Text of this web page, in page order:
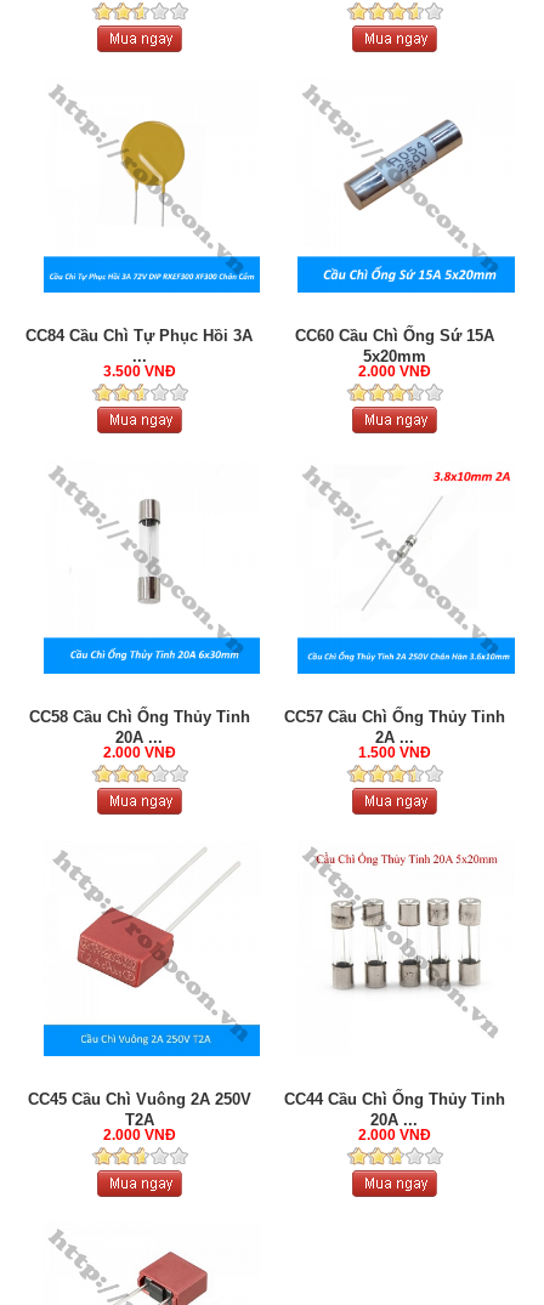
CC84 Cầu Chì Tự Phục Hồi 3A
...
3.500 VNĐ
CC60 Cầu Chì Ống Sứ 15A
5x20mm
2.000 VNĐ
CC58 Cầu Chì Ống Thủy Tinh
20A ...
2.000 VNĐ
CC57 Cầu Chì Ống Thủy Tinh
2A ...
1.500 VNĐ
CC45 Cầu Chì Vuông 2A 250V
T2A
2.000 VNĐ
CC44 Cầu Chì Ống Thủy Tinh
20A ...
2.000 VNĐ